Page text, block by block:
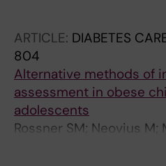
Hausswolff-Juhlin YL;
ARTICLE: DIABETES
804
Alternative methods of
assessment in obese
adolescents
Rossner SM; Neovius